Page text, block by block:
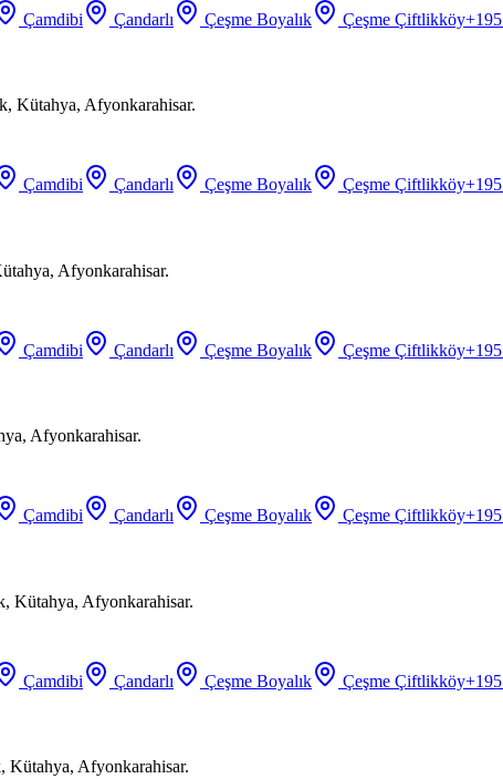
Çamdibi Çandarlı Çeşme Boyalık Çeşme Çiftlikköy+195
Kütahya, Afyonkarahisar.
Çamdibi Çandarlı Çeşme Boyalık Çeşme Çiftlikköy+195
Afyonkarahisar.
Çamdibi Çandarlı Çeşme Boyalık Çeşme Çiftlikköy+195
Afyonkarahisar.
Çamdibi Çandarlı Çeşme Boyalık Çeşme Çiftlikköy+195
Kütahya, Afyonkarahisar.
Çamdibi Çandarlı Çeşme Boyalık Çeşme Çiftlikköy+195
Kütahya, Afyonkarahisar.